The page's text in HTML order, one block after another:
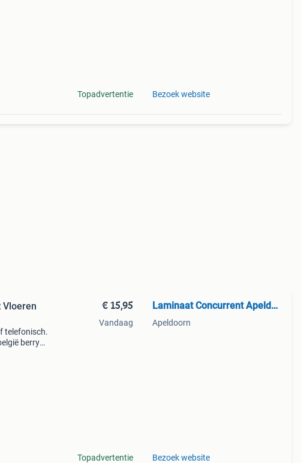
Topadvertentie Bezoek website
Vloeren
telefonisch.
berry
€ 15,95
Vandaag
Topadvertentie
Laminaat Concurrent Apeldoorn
Apeldoorn
Bezoek website